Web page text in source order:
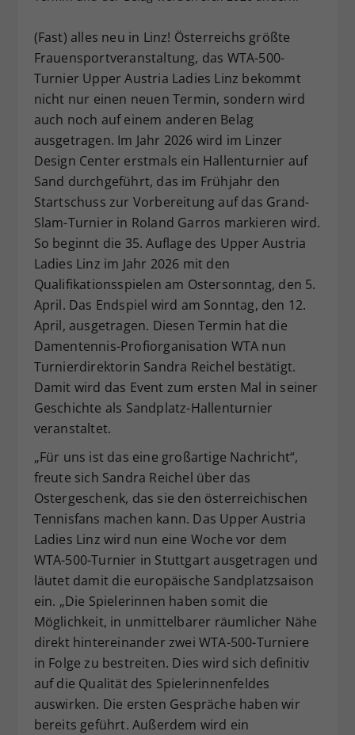
(Fast) alles neu in Linz! Österreichs größte
Frauensportveranstaltung, das WTA-500-
Turnier Upper Austria Ladies Linz bekommt
nicht nur einen neuen Termin, sondern wird
auch noch auf einem anderen Belag
ausgetragen. Im Jahr 2026 wird im Linzer
Design Center erstmals ein Hallenturnier auf
Sand durchgeführt, das im Frühjahr den
Startschuss zur Vorbereitung auf das Grand-
Slam-Turnier in Roland Garros markieren wird.
So beginnt die 35. Auflage des Upper Austria
Ladies Linz im Jahr 2026 mit den
Qualifikationsspielen am Ostersonntag, den 5.
April. Das Endspiel wird am Sonntag, den 12.
April, ausgetragen. Diesen Termin hat die
Damentennis-Profiorganisation WTA nun
Turnierdirektorin Sandra Reichel bestätigt.
Damit wird das Event zum ersten Mal in seiner
Geschichte als Sandplatz-Hallenturnier
veranstaltet.
„Für uns ist das eine großartige Nachricht“,
freute sich Sandra Reichel über das
Ostergeschenk, das sie den österreichischen
Tennisfans machen kann. Das Upper Austria
Ladies Linz wird nun eine Woche vor dem
WTA-500-Turnier in Stuttgart ausgetragen und
läutet damit die europäische Sandplatzsaison
ein. „Die Spielerinnen haben somit die
Möglichkeit, in unmittelbarer räumlicher Nähe
direkt hintereinander zwei WTA-500-Turniere
in Folge zu bestreiten. Dies wird sich definitiv
auf die Qualität des Spielerinnenfeldes
auswirken. Die ersten Gespräche haben wir
bereits geführt. Außerdem wird ein
Zweck
Einstellungen. Unter anderem eine
zufällig generierte ID, für die
historische Speicherung Ihrer
Webseiten-Betreiber dies eingestellt
hat.